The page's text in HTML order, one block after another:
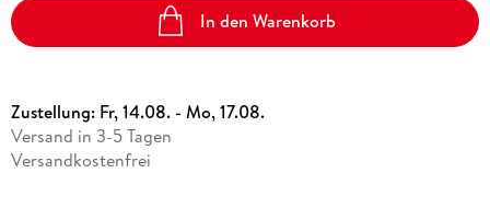
In den Warenkorb
Zustellung: Fr, 14.08. - Mo, 17.08.
Versand in 3-5 Tagen
Versandkostenfrei